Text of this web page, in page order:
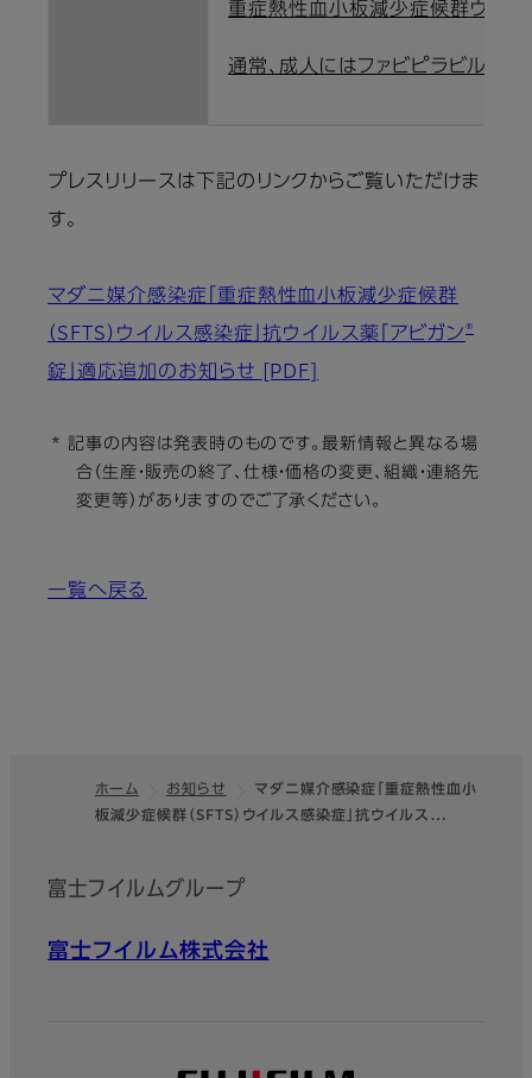
重症熱性血小板減少症候群ウイ
通常、成人にはファビピラビルと
プレスリリースは下記のリンクからご覧いただけま
す。
マダニ媒介感染症「重症熱性血小板減少症候群
（SFTS）ウイルス感染症」抗ウイルス薬「アビガン ®
錠」適応追加のお知らせ [PDF]
* 記事の内容は発表時のものです。最新情報と異なる場
合（生産・販売の終了、仕様・価格の変更、組織・連絡先
変更等）がありますのでご了承ください。
一覧へ戻る
フッター
ホーム お知らせ
マダニ媒介感染症「重症熱性血小
板減少症候群（SFTS）ウイルス感染症」抗ウイルス…
富士フイルムグループ
富士フイルム株式会社